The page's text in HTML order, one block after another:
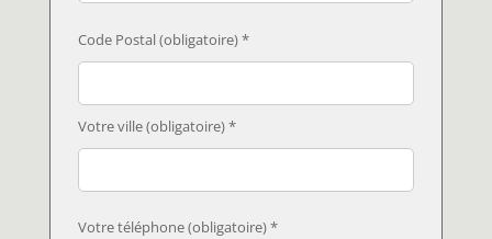
Code Postal (obligatoire) *
Votre ville (obligatoire) *
Votre téléphone (obligatoire) *